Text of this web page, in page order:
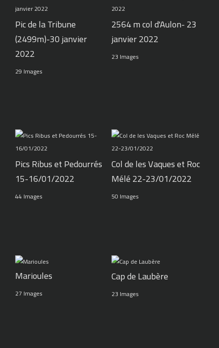
Pic de la Tribune
(2499m)-30 janvier
2022
29 Images
2564 m col d'Aulon- 23
janvier 2022
23 Images
Pics Ribus et Pedourrés
15-16/01/2022
44 Images
Col de les Vaques et Roc
Mélé 22-23/01/2022
50 Images
Marioules
27 Images
Cap de Laubère
23 Images